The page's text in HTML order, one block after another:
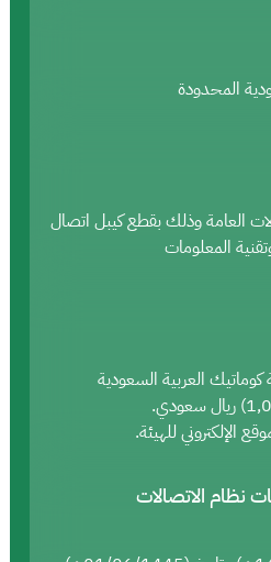
المحدودة
العامة وذلك بقطع كيبل اتصال
المعلومات
العربية السعودية
الإلكتروني للهيئة.
نظام الاتصالات